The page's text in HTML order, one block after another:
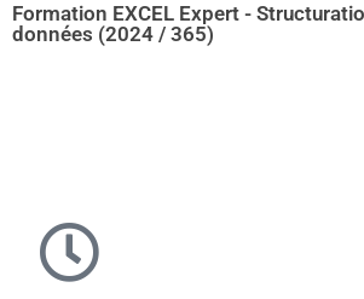
Formation EXCEL Expert -
données (2024 / 365)